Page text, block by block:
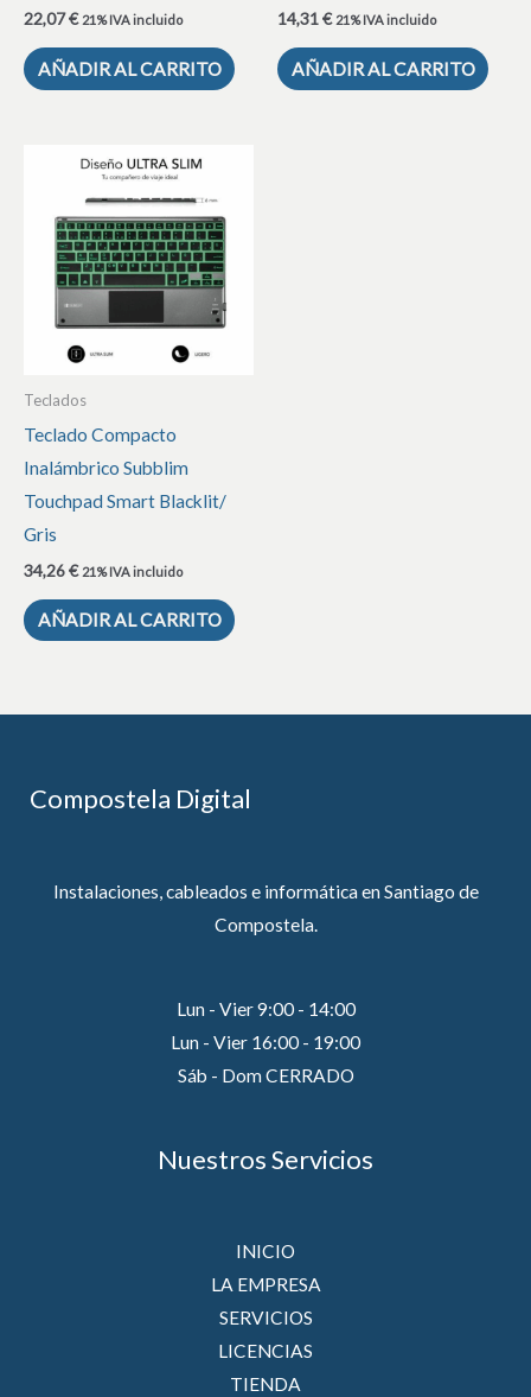
22,07€ 21% IVA incluido
AÑADIR AL CARRITO
14,31€ 21% IVA incluido
AÑADIR AL CARRITO
Teclados
Teclado Compacto
Inalámbrico Subblim
Touchpad Smart Blacklit/
Gris
34,26€ 21% IVA incluido
AÑADIR AL CARRITO
Compostela Digital
Instalaciones, cableados e informática en Santiago de
Compostela.
Lun - Vier 9:00 - 14:00
Lun - Vier 16:00 - 19:00
Sáb - Dom CERRADO
Nuestros Servicios
INICIO
LA EMPRESA
SERVICIOS
LICENCIAS
TIENDA